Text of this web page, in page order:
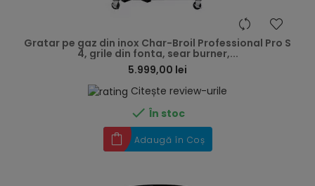
Gratar pe gaz din inox Char-Broil Professional Pro S
4, grile din fonta, sear burner,...
5.999,00 lei
Citește review-urile
 În stoc
Adaugă în Coș